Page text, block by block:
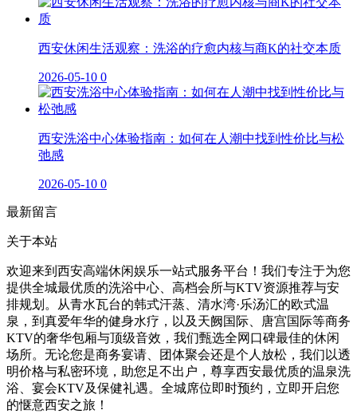
西安休闲生活观察：洗浴的疗愈内核与商K的社交本质
2026-05-10 0
西安洗浴中心体验指南：如何在人潮中找到性价比与松
弛感
2026-05-10 0
最新留言
关于本站
欢迎来到西安高端休闲娱乐一站式服务平台！我们专注于为您
提供全城最优质的洗浴中心、高档会所与KTV资源推荐与安
排规划。从青水瓦台的韩式汗蒸、清水湾·乐汤汇的欧式温
泉，到真爱年华的健身水疗，以及天阙国际、唐宫国际等商务
KTV的奢华包厢与顶级音效，我们甄选全网口碑最佳的休闲
场所。无论您是商务宴请、团体聚会还是个人放松，我们以透
明价格与私密环境，助您足不出户，尊享西安最优质的温泉洗
浴、宴会KTV及保健礼遇。全城席位即时预约，立即开启您
的惬意西安之旅！